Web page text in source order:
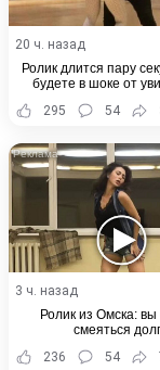
20 ч. назад
Ролик длится пару
будете в шоке от
295
54
3 ч. назад
Ролик из Омска: вы
смеяться
236
54